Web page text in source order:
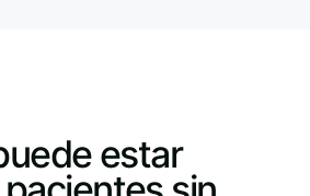
estar